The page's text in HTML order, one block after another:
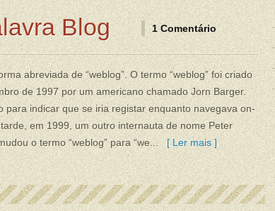
Blog 1 Comentário
abreviada de “weblog”. O termo “weblog” foi criado
de 1997 por um americano chamado Jorn Barger.
para indicar que se iria registar enquanto navegava on-
em 1999, um outro internauta de nome Peter
o termo “weblog” para “we...[ Ler mais ]